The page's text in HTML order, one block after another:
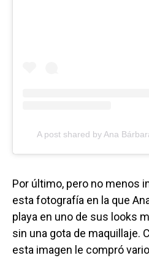
A post shared by Ana
Por último, pero no menos
esta fotografía en la que
playa en uno de sus looks
sin una gota de maquillaje.
esta imagen le compró